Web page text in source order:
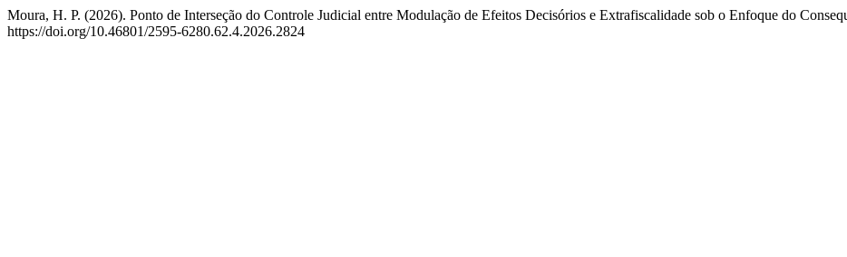
Moura, H. P. (2026). Ponto de Interseção do Controle Judicial entre Modulação de Efeitos Decisórios e Extrafiscalidade sob o Enfoque do
https://doi.org/10.46801/2595-6280.62.4.2026.2824